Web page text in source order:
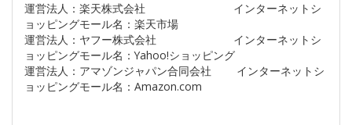
運営法人：楽天株式会社 インターネットシ
ョッピングモール名：楽天市場
運営法人：ヤフー株式会社 インターネットシ
ョッピングモール名：Yahoo!ショッピング
運営法人：アマゾンジャパン合同会社 インターネットシ
ョッピングモール名：Amazon.com